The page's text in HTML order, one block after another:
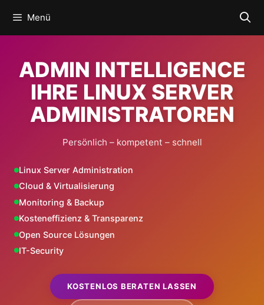
Inhalt
springen
Menü
ADMIN INTELLIGENCE
IHRE LINUX SERVER
ADMINISTRATOREN
Persönlich – kompetent – schnell
Linux Server Administration
Cloud & Virtualisierung
Monitoring & Backup
Kosteneffizienz & Transparenz
Open Source Lösungen
IT-Security
KOSTENLOS BERATEN LASSEN